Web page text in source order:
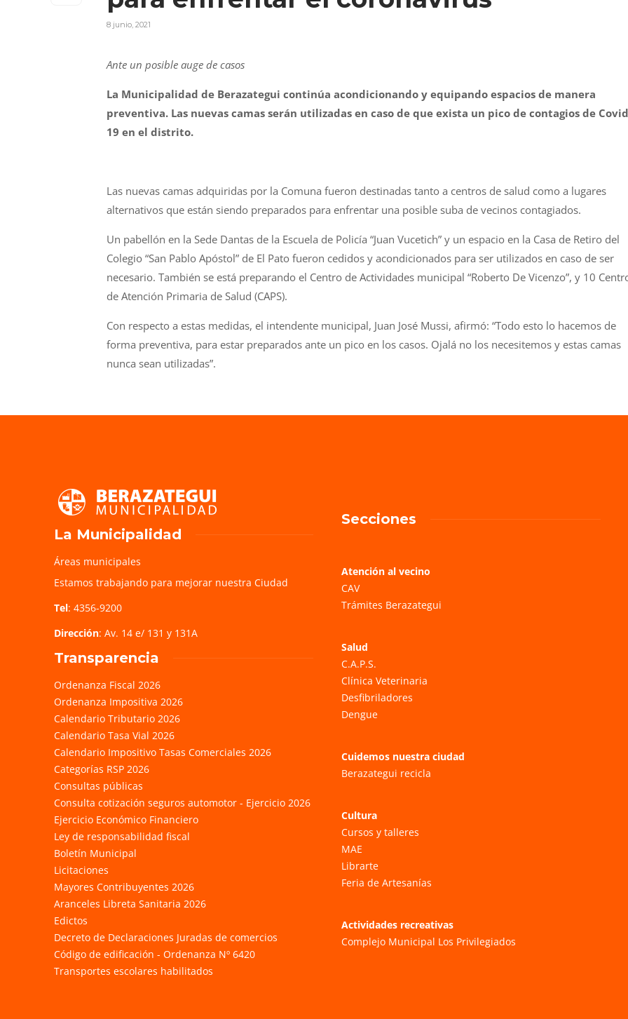
8 junio, 2021
Ante un posible auge de casos
La Municipalidad de Berazategui continúa acondicionando y equipando espacios de manera
preventiva. Las nuevas camas serán utilizadas en caso de que exista un pico de contagios de
19 en el distrito.
Las nuevas camas adquiridas por la Comuna fueron destinadas tanto a centros de salud como a lugares
alternativos que están siendo preparados para enfrentar una posible suba de vecinos contagiados.
Un pabellón en la Sede Dantas de la Escuela de Policía “Juan Vucetich” y un espacio en la Casa de Retiro del
Colegio “San Pablo Apóstol” de El Pato fueron cedidos y acondicionados para ser utilizados en caso de ser
necesario. También se está preparando el Centro de Actividades municipal “Roberto De Vicenzo”, y 10
de Atención Primaria de Salud (CAPS).
Con respecto a estas medidas, el intendente municipal, Juan José Mussi, afirmó: “Todo esto lo hacemos de
forma preventiva, para estar preparados ante un pico en los casos. Ojalá no los necesitemos y estas camas
nunca sean utilizadas”.
La Municipalidad
Áreas municipales
Estamos trabajando para mejorar nuestra Ciudad
Tel: 4356-9200
Dirección: Av. 14 e/ 131 y 131A
Transparencia
Ordenanza Fiscal 2026
Ordenanza Impositiva 2026
Calendario Tributario 2026
Calendario Tasa Vial 2026
Calendario Impositivo Tasas Comerciales 2026
Categorías RSP 2026
Consultas públicas
Consulta cotización seguros automotor - Ejercicio 2026
Ejercicio Económico Financiero
Ley de responsabilidad fiscal
Boletín Municipal
Licitaciones
Mayores Contribuyentes 2026
Aranceles Libreta Sanitaria 2026
Edictos
Decreto de Declaraciones Juradas de comercios
Código de edificación - Ordenanza Nº 6420
Transportes escolares habilitados
Secciones
Atención al vecino
CAV
Trámites Berazategui
Salud
C.A.P.S.
Clínica Veterinaria
Desfibriladores
Dengue
Cuidemos nuestra ciudad
Berazategui recicla
Cultura
Cursos y talleres
MAE
Librarte
Feria de Artesanías
Actividades recreativas
Complejo Municipal Los Privilegiados